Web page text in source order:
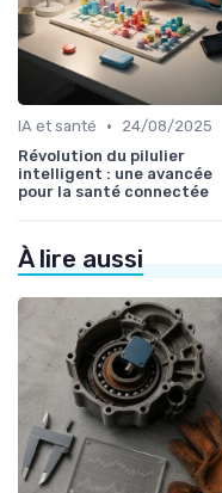
IA et santé •
24/08/2025
Révolution du pilulier
intelligent : une avancée
pour la santé connectée
À lire aussi